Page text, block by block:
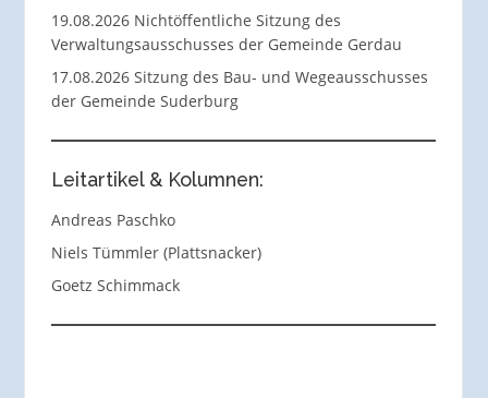
19.08.2026 Nichtöffentliche Sitzung des
Verwaltungsausschusses der Gemeinde Gerdau
17.08.2026 Sitzung des Bau- und Wegeausschusses
der Gemeinde Suderburg
Leitartikel & Kolumnen:
Andreas Paschko
Niels Tümmler (Plattsnacker)
Goetz Schimmack